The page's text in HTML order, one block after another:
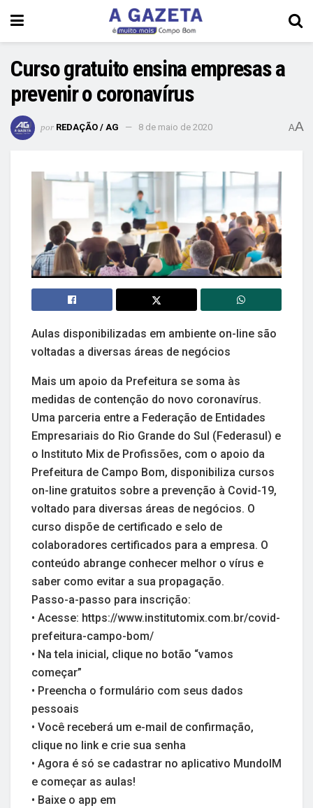
Curso gratuito ensina empresas a
prevenir o coronavírus
por REDAÇÃO / AG 8 de maio de 2020 AA
Aulas disponibilizadas em ambiente on-line são
voltadas a diversas áreas de negócios
Mais um apoio da Prefeitura se soma às
medidas de contenção do novo coronavírus.
Uma parceria entre a Federação de Entidades
Empresariais do Rio Grande do Sul (Federasul) e
o Instituto Mix de Profissões, com o apoio da
Prefeitura de Campo Bom, disponibiliza cursos
on-line gratuitos sobre a prevenção à Covid-19,
voltado para diversas áreas de negócios. O
curso dispõe de certificado e selo de
colaboradores certificados para a empresa. O
conteúdo abrange conhecer melhor o vírus e
saber como evitar a sua propagação.
Passo-a-passo para inscrição:
• Acesse: https://www.institutomix.com.br/covid-
prefeitura-campo-bom/
• Na tela inicial, clique no botão “vamos
começar”
• Preencha o formulário com seus dados
pessoais
• Você receberá um e-mail de confirmação,
clique no link e crie sua senha
• Agora é só se cadastrar no aplicativo MundoIM
e começar as aulas!
• Baixe o app em